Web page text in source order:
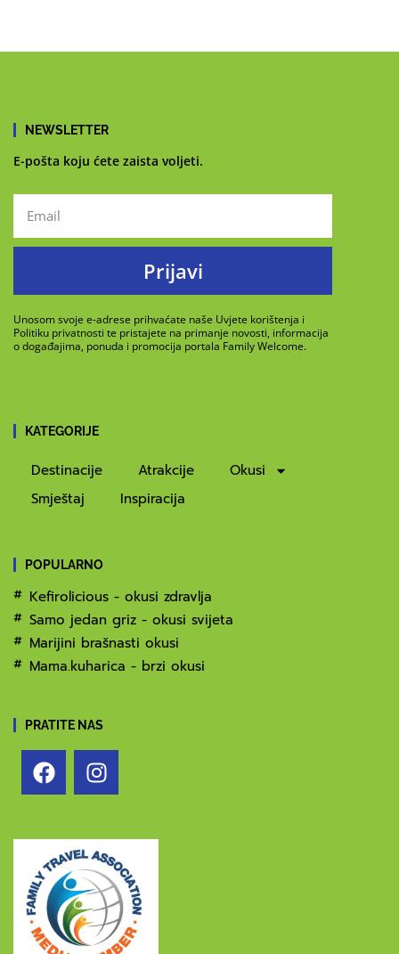
NEWSLETTER
E-pošta koju ćete zaista voljeti.
Prijavi
Unosom svoje e-adrese prihvaćate naše Uvjete korištenja i
Politiku privatnosti te pristajete na primanje novosti, informacija
o događajima, ponuda i promocija portala Family Welcome.
KATEGORIJE
Destinacije Atrakcije
Okusi
Smještaj
Inspiracija
POPULARNO
Kefirolicious - okusi zdravlja
Samo jedan griz - okusi svijeta
Marijini brašnasti okusi
Mama.kuharica - brzi okusi
PRATITE NAS